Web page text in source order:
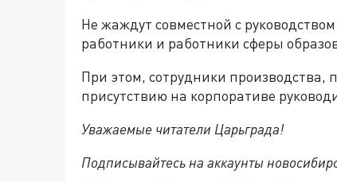
Не жаждут совместной с
работники и работники сферы
При этом, сотрудники
присутствию на корпоративе
Уважаемые читатели Царьграда!
Подписывайтесь на аккаунты